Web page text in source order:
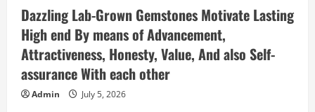
Dazzling Lab-Grown Gemstones Motivate Lasting
High end By means of Advancement,
Attractiveness, Honesty, Value, And also Self-
assurance With each other
Admin July 5, 2026